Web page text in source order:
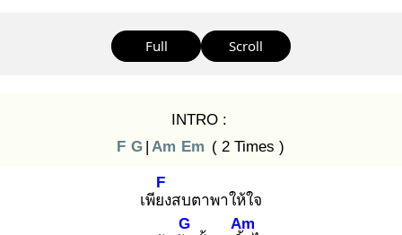
Full Scroll
INTRO :
F G | Am Em ( 2 Times )
เพียง
F
สบตาพาให้ใจ
G
Am